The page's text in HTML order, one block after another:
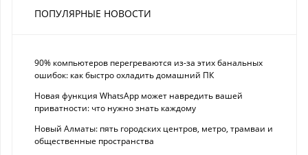
ПОПУЛЯРНЫЕ НОВОСТИ
90% компьютеров перегреваются из-за этих банальных
ошибок: как быстро охладить домашний ПК
Новая функция WhatsApp может навредить вашей
приватности: что нужно знать каждому
Новый Алматы: пять городских центров, метро, трамваи и
общественные пространства